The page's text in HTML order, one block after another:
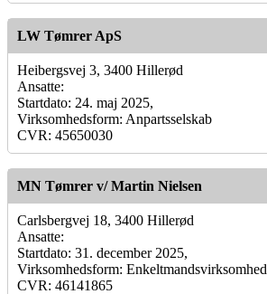
LW Tømrer ApS
Heibergsvej 3, 3400 Hillerød
Ansatte:
Startdato: 24. maj 2025,
Virksomhedsform: Anpartsselskab
CVR: 45650030
MN Tømrer v/ Martin Nielsen
Carlsbergvej 18, 3400 Hillerød
Ansatte:
Startdato: 31. december 2025,
Virksomhedsform: Enkeltmandsvirksomhed
CVR: 46141865